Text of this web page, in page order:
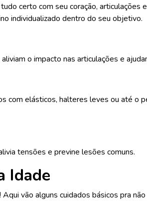
certo com seu coração, articulações
individualizado dentro do seu objetivo.
o impacto nas articulações e
com elásticos, halteres leves ou até o
tensões e previne lesões comuns.
Idade
vão alguns cuidados básicos pra não